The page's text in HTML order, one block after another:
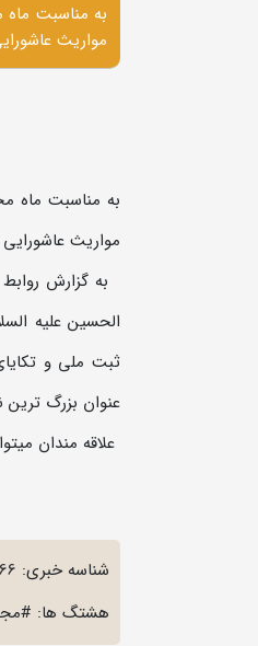
به مناسبت ماه
مواریث
به مناسبت ماه
مواریث
به گزارش
الحسین علیه
ثبت ملی و
عنوان بزرگ
علاقه مندان میتوانند از تاریخ 17 تیر لغایت 15 مرداد 1403 از
شناسه خبری: 3566
هشتگ ها: